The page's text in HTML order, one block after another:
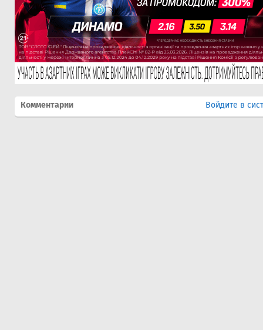
Комментарии Войдите в